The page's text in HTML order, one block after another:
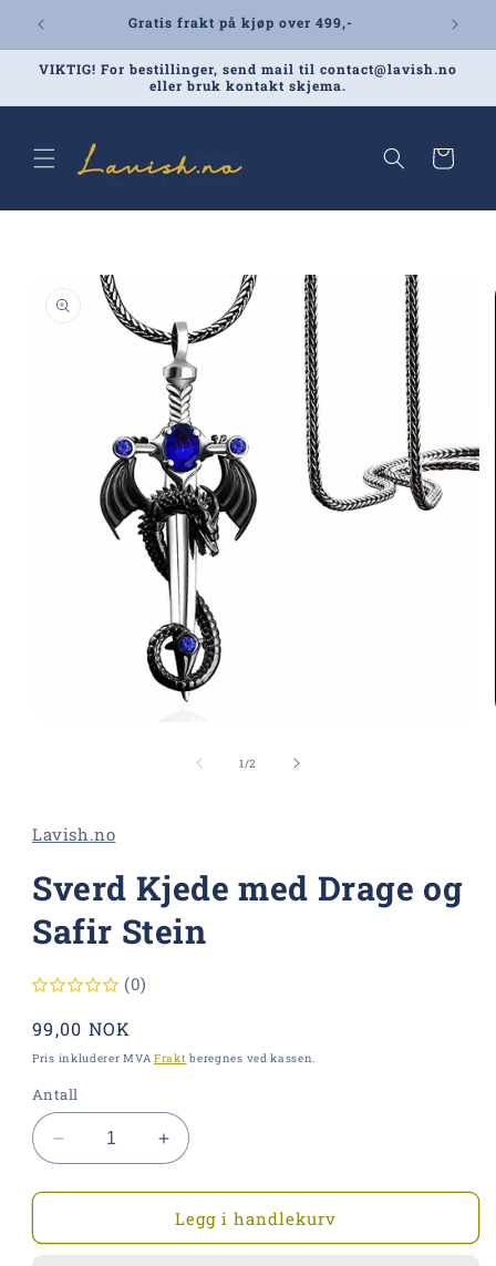
til
innholdet
Gratis frakt på kjøp over 499,-
VIKTIG! For bestillinger, send mail til contact@lavish.no
eller bruk kontakt skjema.
Handlekurv
1/av
2
Lavish.no
Sverd Kjede med Drage og
Safir Stein
(0)
Vanlig
pris
99,00 NOK
Pris inkluderer MVA Frakt beregnes ved kassen.
Antall
antallet
for
Kjede
Øk
antallet
for
Sverd
Kjede
Legg i handlekurv